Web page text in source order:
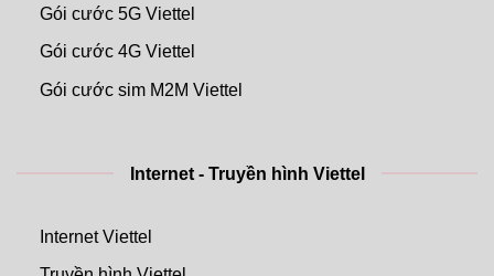
Gói cước 5G Viettel
Gói cước 4G Viettel
Gói cước sim M2M Viettel
Internet - Truyền hình Viettel
Internet Viettel